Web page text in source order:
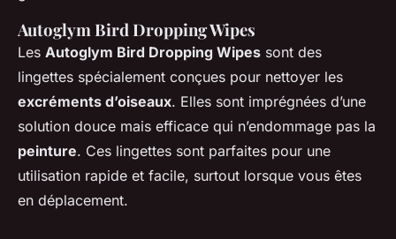
Autoglym Bird Dropping Wipes
Les Autoglym Bird Dropping Wipes sont des
lingettes spécialement conçues pour nettoyer les
excréments d’oiseaux. Elles sont imprégnées d’une
solution douce mais efficace qui n’endommage pas la
peinture. Ces lingettes sont parfaites pour une
utilisation rapide et facile, surtout lorsque vous êtes
en déplacement.